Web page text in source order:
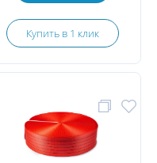
Купить в 1 клик